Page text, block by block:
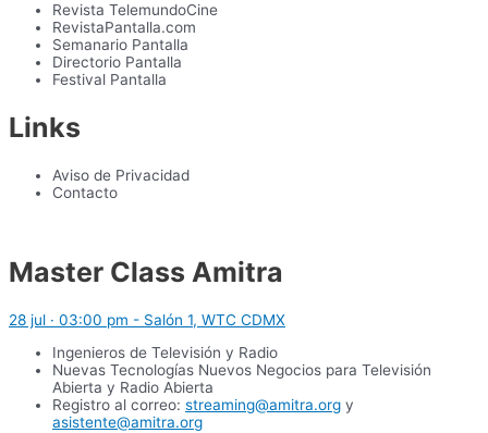
Revista TelemundoCine
RevistaPantalla.com
Semanario Pantalla
Directorio Pantalla
Festival Pantalla
Links
Aviso de Privacidad
Contacto
Master Class Amitra
28 jul · 03:00 pm - Salón 1, WTC CDMX
Ingenieros de Televisión y Radio
Nuevas Tecnologías Nuevos Negocios para Televisión
Abierta y Radio Abierta
Registro al correo: streaming@amitra.org y
asistente@amitra.org